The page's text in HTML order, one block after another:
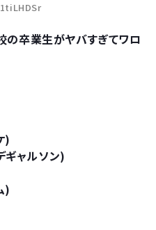
卒業生がヤバすぎてワロ
)
ギャルソン)
)